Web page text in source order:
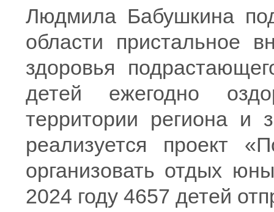
Людмила Бабушкина
области пристальное
здоровья
детей ежегодно
территории региона и
реализуется проект
организовать отдых
2024 году 4657 детей